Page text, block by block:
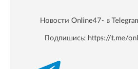
Новости Online47- в
Подпишись: https://t.me/